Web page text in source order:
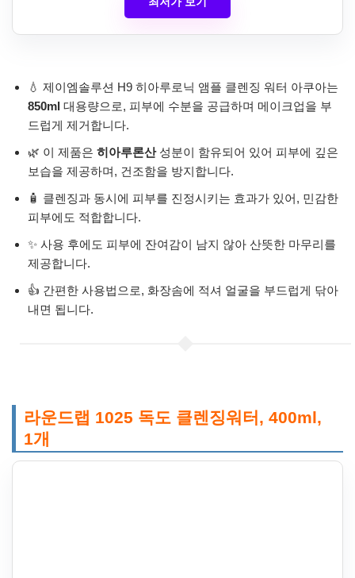
💧 제이엠솔루션 H9 히아루로닉 앰플 클렌징 워터 아쿠아는
850ml 대용량으로, 피부에 수분을 공급하며 메이크업을 부
드럽게 제거합니다.
🌿 이 제품은 히아루론산성분이 함유되어 있어 피부에 깊은
보습을 제공하며, 건조함을 방지합니다.
🧴 클렌징과 동시에 피부를 진정시키는 효과가 있어, 민감한
피부에도 적합합니다.
✨ 사용 후에도 피부에 잔여감이 남지 않아 산뜻한 마무리를
제공합니다.
👍 간편한 사용법으로, 화장솜에 적셔 얼굴을 부드럽게 닦아
내면 됩니다.
라운드랩 1025 독도 클렌징워터, 400ml,
1개